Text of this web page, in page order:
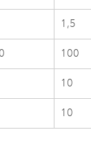
1,5
100
10
10